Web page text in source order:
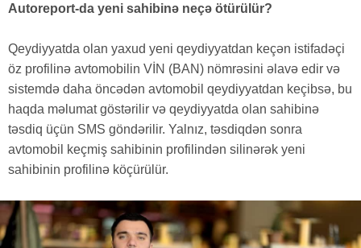
Autoreport-da yeni sahibinə neçə ötürülür?
Qeydiyyatda olan yaxud yeni qeydiyyatdan keçən istifadəçi
öz profilinə avtomobilin VİN (BAN) nömrəsini əlavə edir və
sistemdə daha öncədən avtomobil qeydiyyatdan keçibsə, bu
haqda məlumat göstərilir və qeydiyyatda olan sahibinə
təsdiq üçün SMS göndərilir. Yalnız, təsdiqdən sonra
avtomobil keçmiş sahibinin profilindən silinərək yeni
sahibinin profilinə köçürülür.